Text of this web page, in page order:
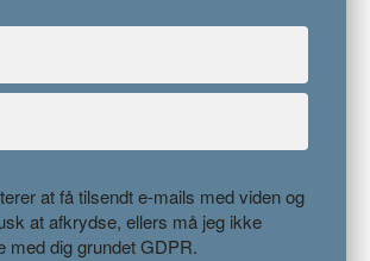
at få tilsendt e-mails med viden og
at afkrydse, ellers må jeg ikke
med dig grundet GDPR.